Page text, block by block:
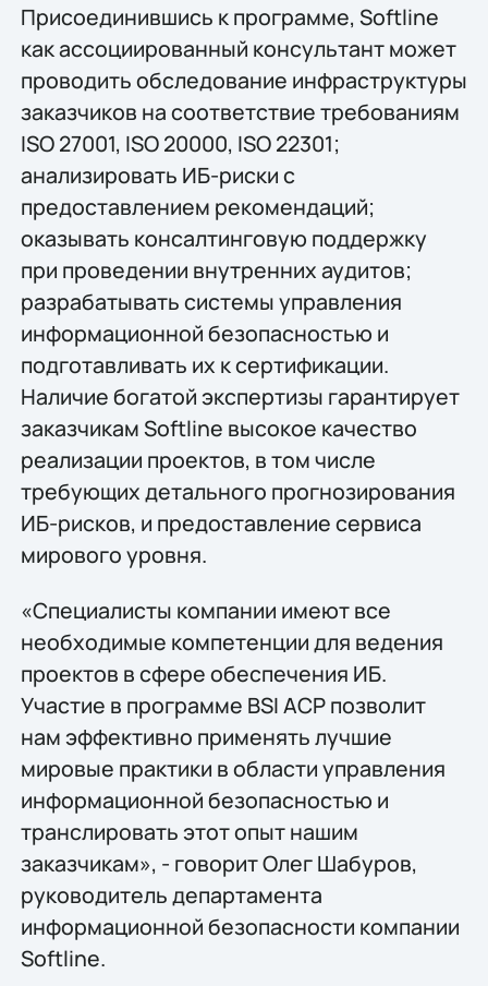
Присоединившись к программе, Softline
как ассоциированный консультант может
проводить обследование инфраструктуры
заказчиков на соответствие требованиям
ISO 27001, ISO 20000, ISO 22301;
анализировать ИБ-риски с
предоставлением рекомендаций;
оказывать консалтинговую поддержку
при проведении внутренних аудитов;
разрабатывать системы управления
информационной безопасностью и
подготавливать их к сертификации.
Наличие богатой экспертизы гарантирует
заказчикам Softline высокое качество
реализации проектов, в том числе
требующих детального прогнозирования
ИБ-рисков, и предоставление сервиса
мирового уровня.
«Специалисты компании имеют все
необходимые компетенции для ведения
проектов в сфере обеспечения ИБ.
Участие в программе BSI ACP позволит
нам эффективно применять лучшие
мировые практики в области управления
информационной безопасностью и
транслировать этот опыт нашим
заказчикам», - говорит Олег Шабуров,
руководитель департамента
информационной безопасности компании
Softline.